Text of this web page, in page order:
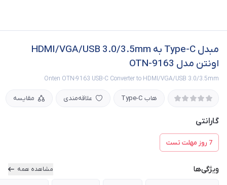
مبدل Type-C به HDMI/VGA/USB 3.0/3.5mm
اونتن مدل OTN-9163
Onten OTN-9163 USB-C Converter to HDMI/VGA/USB 3.0/3.5mm
هاب Type-C علاقه‌مندی مقایسه
گارانتی
7 روز مهلت تست
ویژگی‌ها مشاهده همه